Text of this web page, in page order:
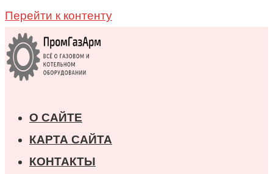
Перейти к контенту
О САЙТЕ
КАРТА САЙТА
КОНТАКТЫ